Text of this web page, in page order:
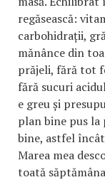
regăsească:
carbohidrații,
mănânce din
prăjeli, fără tot
fără sucuri
e greu și
plan bine pus
bine, astfel
Marea mea
toată